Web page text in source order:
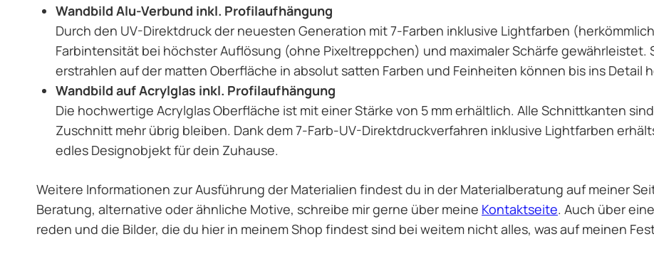
Wandbild Alu-Verbund inkl. Profilaufhängung
Durch den UV-Direktdruck der neuesten Generation mit 7-Farben inklusive Lightfarben
Farbintensität bei höchster Auflösung (ohne Pixeltreppchen) und maximaler Schärfe gewährleistet.
erstrahlen auf der matten Oberfläche in absolut satten Farben und Feinheiten können bis ins Detail
Wandbild auf Acrylglas inkl. Profilaufhängung
Die hochwertige Acrylglas Oberfläche ist mit einer Stärke von 5 mm erhältlich. Alle Schnittkanten
Zuschnitt mehr übrig bleiben. Dank dem 7-Farb-UV-Direktdruckverfahren inklusive Lightfarben
edles Designobjekt für dein Zuhause.
Weitere Informationen zur Ausführung der Materialien findest du in der Materialberatung auf meiner
Beratung, alternative oder ähnliche Motive, schreibe mir gerne über meine Kontaktseite. Auch über
reden und die Bilder, die du hier in meinem Shop findest sind bei weitem nicht alles, was auf meinen